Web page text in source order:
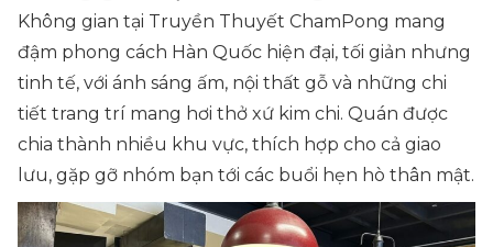
Không gian tại Truyền Thuyết ChamPong mang
đậm phong cách Hàn Quốc hiện đại, tối giản nhưng
tinh tế, với ánh sáng ấm, nội thất gỗ và những chi
tiết trang trí mang hơi thở xứ kim chi. Quán được
chia thành nhiều khu vực, thích hợp cho cả giao
lưu, gặp gỡ nhóm bạn tới các buổi hẹn hò thân mật.